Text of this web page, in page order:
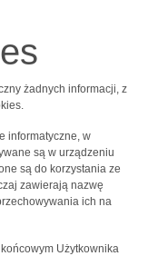
żadnych informacji, z
informatyczne, w
są w urządzeniu
są do korzystania ze
zawierają nazwę
ich na
Użytkownika